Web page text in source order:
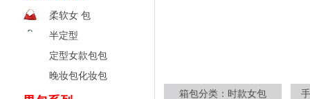
柔软女 包
半定型
定型女款包包
晚妆包化妆包
箱包分类：时款女包